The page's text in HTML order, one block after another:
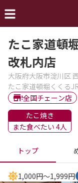
たこ家道頓
改札内店
大阪府大阪市淀川区
たこ家道頓堀くくる
全国チェーン店
たこ焼き
また食べたい 4人
トップ
1,000円～1,999円